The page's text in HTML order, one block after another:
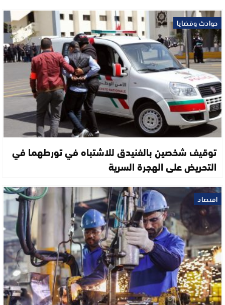
حوادث وقضايا
توقيف شخصين بالفنيدق للاشتباه في تورطهما في
التحريض على الهجرة السرية
اقتصاد